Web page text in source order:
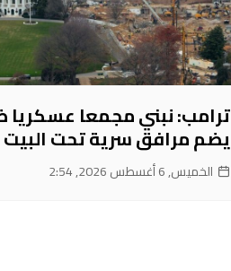
ترامب: نبني مجمعا عسكريا
يضم مرافق سرية تحت البيت
الخميس, 6 أغسطس 2026, 2:54